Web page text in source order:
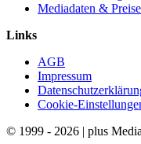
Mediadaten & Preise
Links
AGB
Impressum
Cookie-
© 1999 - 2026 | plus